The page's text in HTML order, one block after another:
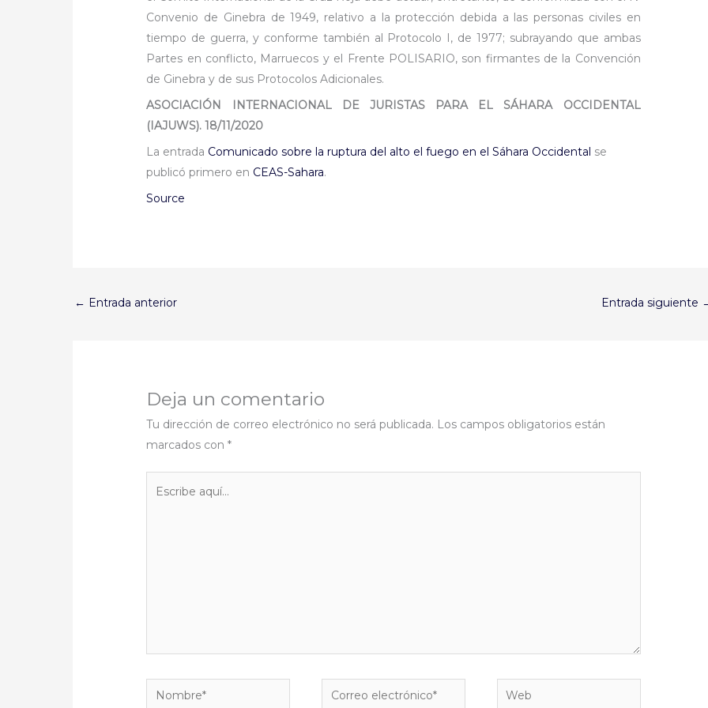
Convenio de Ginebra de 1949, relativo a la protección debida a las personas civiles en
tiempo de guerra, y conforme también al Protocolo I, de 1977; subrayando que ambas
Partes en conflicto, Marruecos y el Frente POLISARIO, son firmantes de la Convención
de Ginebra y de sus Protocolos Adicionales.
ASOCIACIÓN INTERNACIONAL DE JURISTAS PARA EL SÁHARA OCCIDENTAL
(IAJUWS). 18/11/2020
La entrada Comunicado sobre la ruptura del alto el fuego en el Sáhara Occidental se
publicó primero en CEAS-Sahara.
Source
← Entrada anterior Entrada siguiente
Deja un comentario
Tu dirección de correo electrónico no será publicada. Los campos obligatorios están
marcados con*
Nombre*
Correo
Web